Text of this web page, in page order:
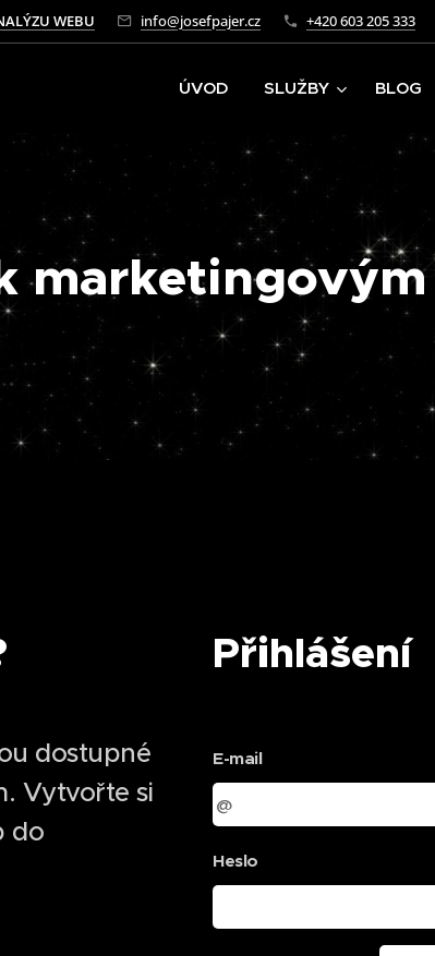
WEBU info@josefpajer.cz +420 603 205 333
ÚVOD SLUŽBY BLOG
dostupné
Vytvořte si
do
Přihlášení
E-mail
Heslo